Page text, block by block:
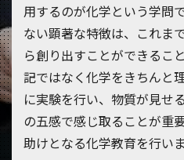
用するのが化学という学問
ない顕著な特徴は、これま
ら創り出すことができるこ
記ではなく化学をきちんと
に実験を行い、物質が見せ
の五感で感じ取ることが重
助けとなる化学教育を行いま